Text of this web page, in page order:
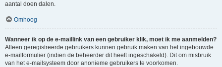
aantal doen dalen.
Omhoog
Wanneer ik op de e-maillink van een gebruiker klik, moet ik me aanmelden?
Alleen geregistreerde gebruikers kunnen gebruik maken van het ingebouwde
e-mailformulier (indien de beheerder dit heeft ingeschakeld). Dit om misbruik
van het e-mailsysteem door anonieme gebruikers te voorkomen.